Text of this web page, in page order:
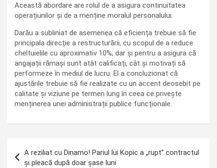
Această abordare are rolul de a asigura continuitatea
operațiunilor și de a menține moralul personalului.
Darău a subliniat de asemenea că eficiența trebuie să fie
principala direcție a restructurării, cu scopul de a reduce
cheltuielile cu aproximativ 10%, dar și pentru a asigura că
angajații rămași sunt atât calificați, cât și motivați să
performeze în mediul de lucru. El a concluzionat că
ajustările trebuie să fie realizate cu un accent deosebit pe
calitate și viziune pe termen lung în ceea ce privește
menținerea unei administrații publice funcționale.
în
A reziliat cu Dinamo! Pariul lui Kopic a „rupt” contractul
și pleacă după doar șase luni